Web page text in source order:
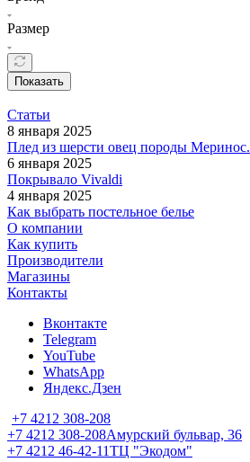
Размер
Показать
Статьи
8 января 2025
Плед из шерсти овец породы Меринос.
6 января 2025
Покрывалo Vivaldi
4 января 2025
Как выбрать постельное белье
О компании
Как купить
Производители
Магазины
Контакты
Вконтакте
Telegram
YouTube
WhatsApp
Яндекс.Дзен
+7 4212 308-208
+7 4212 308-208Амурский бульвар, 36
+7 4212 46-42-11ТЦ "Экодом"